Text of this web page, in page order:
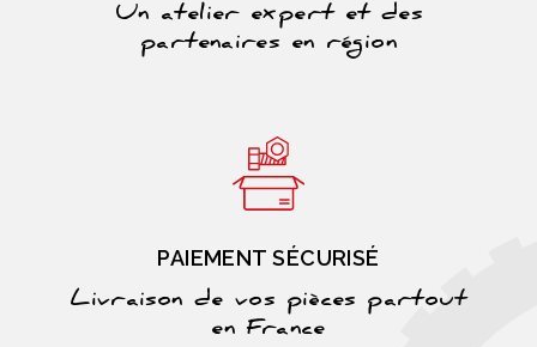
Un atelier expert et des
partenaires en région
PAIEMENT SÉCURISÉ
Livraison de vos pièces partout
en France